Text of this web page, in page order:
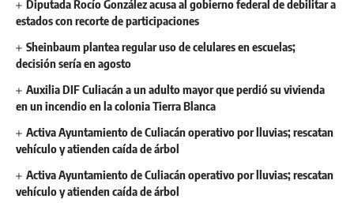
Diputada Rocío González acusa al gobierno federal de debilitar a
estados con recorte de participaciones
Sheinbaum plantea regular uso de celulares en escuelas;
decisión sería en agosto
Auxilia DIF Culiacán a un adulto mayor que perdió su vivienda
en un incendio en la colonia Tierra Blanca
Activa Ayuntamiento de Culiacán operativo por lluvias; rescatan
vehículo y atienden caída de árbol
Activa Ayuntamiento de Culiacán operativo por lluvias; rescatan
vehículo y atienden caída de árbol